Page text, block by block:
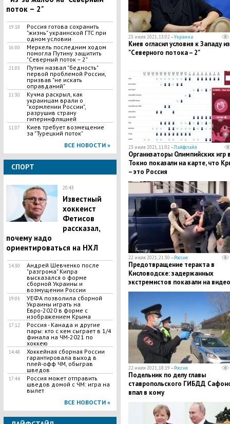
поток – 2"
19:18
Россия готова сохранить
"жизнь" украинской ГТС при
одном условии
16:00
Меркель последним ходом
помогла Путину защитить
"Северный поток – 2"
21:03
Путин назвал "бедность"
первой проблемой России,
призвав "не искать
оправданий"
11:30
Кучма раскрыл, как
украинцам врали о
"кормлении России",
разрушив страну
гиперинфляцией
11:07
Киев требует возмещение
за "Турецкий поток"
ВСЕ НОВОСТИ »
СПОРТ
20:43
Известный
хоккеист
Фетисов
рассказал,
почему надо
ориентироваться на НХЛ
14:30
Андрей Шевченко после
"разгрома" Кипра
высказался о форме
сборной Украины и
возмущении России
19:05
УЕФА позволила сборной
Украины играть на
Евро-2020 в форме с
изображением Крыма
17:12
Россия - Канада и другие
пары: кто с кем сыграет в 1/4
финала на ЧМ-2021 по
хоккею
14:48
Хоккейная сборная России
гарантировала выход в
плей-офф ЧМ, обыграв
шведов
17:44
Россия может отправить
шведов домой с ЧМ: игра на
вылет
ВСЕ НОВОСТИ »
23 июля 2021, 13:02 —Украина
Киев огласил условия к Западу
"Северного потока – 2"
23 июля 2021, 11:02 —Лайфстайл
Организаторы Олимпийских игр
Токио показали на карте, что
– это Россия
22 июля 2021, 21:30 —Россия
Предотвращение теракта в
Кисловодске: задержанных
экстремистов показали на видео
22 июля 2021, 18:19 —Россия
Подельник по делу главы
ставропольского ГИБДД
впал в кому